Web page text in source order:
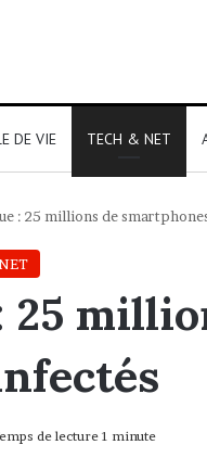
DE VIE TECH & NET
: 25 millions de
de lecture 1 minute